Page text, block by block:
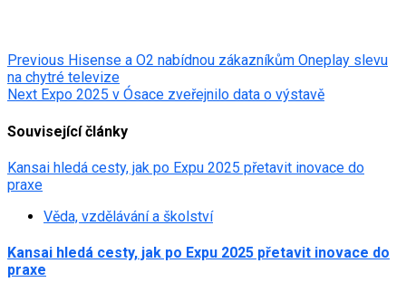
Post
navigation
Previous Hisense a O2 nabídnou zákazníkům Oneplay slevu
na chytré televize
Next Expo 2025 v Ósace zveřejnilo data o výstavě
Související články
Kansai hledá cesty, jak po Expu 2025 přetavit inovace do
praxe
Věda, vzdělávání a školství
Kansai hledá cesty, jak po Expu 2025 přetavit inovace do
praxe